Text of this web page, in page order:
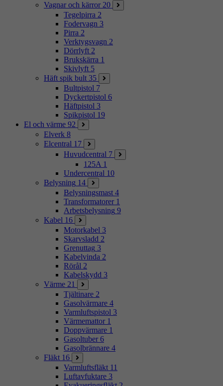
Vagnar och kärror 20
Tegelpirra 2
Fodervagn 3
Pirra 2
Verktygsvagn 2
Dörrlyft 2
Brukskärra 1
Skivlyft 5
Häft spik bult 35
Bultpistol 7
Dyckertpistol 6
Häftpistol 3
Spikpistol 19
El och värme 92
Elverk 8
Elcentral 17
Huvudcentral 7
125A 1
Undercentral 10
Belysning 14
Belysningsmast 4
Transformatorer 1
Arbetsbelysning 9
Kabel 16
Motorkabel 3
Skarvsladd 2
Grenuttag 3
Kabelvinda 2
Rörål 2
Kabelskydd 3
Värme 21
Tjältinare 2
Gasolvärmare 4
Varmluftspistol 3
Värmemattor 1
Doppvärmare 1
Gasoltuber 6
Gasolbrännare 4
Fläkt 16
Varmluftsfläkt 11
Luftavfuktare 3